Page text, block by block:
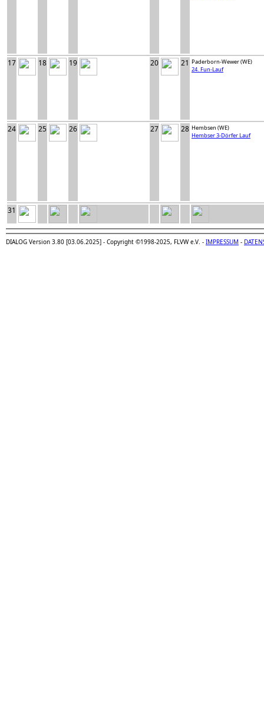
17 18 19 20 21 Paderborn-Wewer (WE)
24. Fun-Lauf
24 25 26 27 28 Hembsen (WE)
Hembser 3-Dörfer Lauf
31
DIALOG Version 3.80 [03.06.2025] - Copyright ©1998-2025, FLVW e.V. - IMPRESSUM -